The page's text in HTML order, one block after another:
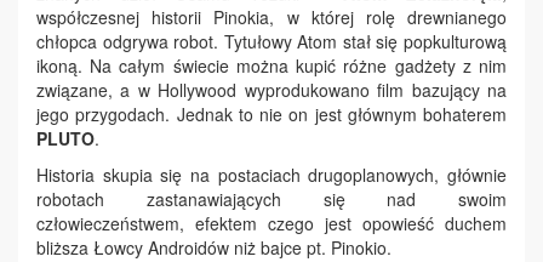
współczesnej historii Pinokia, w której rolę drewnianego
chłopca odgrywa robot. Tytułowy Atom stał się popkulturową
ikoną. Na całym świecie można kupić różne gadżety z nim
związane, a w Hollywood wyprodukowano film bazujący na
jego przygodach. Jednak to nie on jest głównym bohaterem
PLUTO.
Historia skupia się na postaciach drugoplanowych, głównie
robotach zastanawiających się nad swoim
człowieczeństwem, efektem czego jest opowieść duchem
bliższa Łowcy Androidów niż bajce pt. Pinokio.